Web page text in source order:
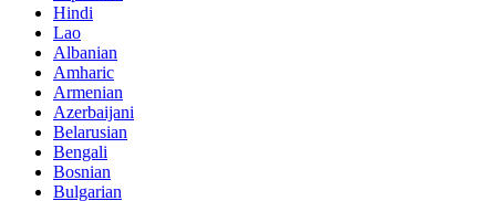
Hindi
Lao
Albanian
Amharic
Armenian
Azerbaijani
Belarusian
Bengali
Bosnian
Bulgarian